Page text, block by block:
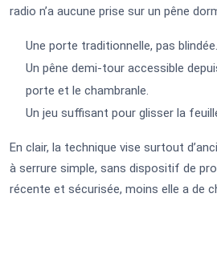
radio n’a aucune prise sur un pêne
Une porte traditionnelle, pas blindée.
Un pêne demi-tour accessible
porte et le chambranle.
Un jeu suffisant pour glisser la
En clair, la technique vise surtout
à serrure simple, sans dispositif de
récente et sécurisée, moins elle a de